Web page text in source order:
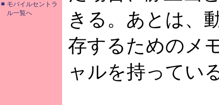
■ モバイルセントラ
ル一覧へ
きる。あとは、
存するためのメ
ャルを持ってい